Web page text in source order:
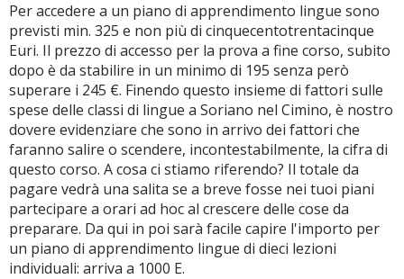
Per accedere a un piano di apprendimento lingue sono
previsti min. 325 e non più di cinquecentotrentacinque
Euri. Il prezzo di accesso per la prova a fine corso, subito
dopo è da stabilire in un minimo di 195 senza però
superare i 245 €. Finendo questo insieme di fattori sulle
spese delle classi di lingue a Soriano nel Cimino, è nostro
dovere evidenziare che sono in arrivo dei fattori che
faranno salire o scendere, incontestabilmente, la cifra di
questo corso. A cosa ci stiamo riferendo? Il totale da
pagare vedrà una salita se a breve fosse nei tuoi piani
partecipare a orari ad hoc al crescere delle cose da
preparare. Da qui in poi sarà facile capire l'importo per
un piano di apprendimento lingue di dieci lezioni
individuali: arriva a 1000 E.